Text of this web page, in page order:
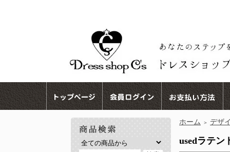
ホーム ＞ デザ
usedラテ